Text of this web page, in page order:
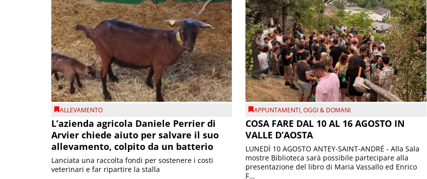
ALLEVAMENTO
L’azienda agricola Daniele Perrier di
Arvier chiede aiuto per salvare il suo
allevamento, colpito da un batterio
Lanciata una raccolta fondi per sostenere i costi
veterinari e far ripartire la stalla
APPUNTAMENTI,OGGI & DOMANI
COSA FARE DAL 10 AL 16 AGOSTO IN
VALLE D’AOSTA
LUNEDÌ 10 AGOSTO ANTEY-SAINT-ANDRÉ - Alla Sala
mostre Biblioteca sarà possibile partecipare alla
presentazione del libro di Maria Vassallo ed Enrico
F...